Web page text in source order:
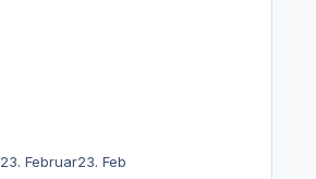
23. Februar23. Feb